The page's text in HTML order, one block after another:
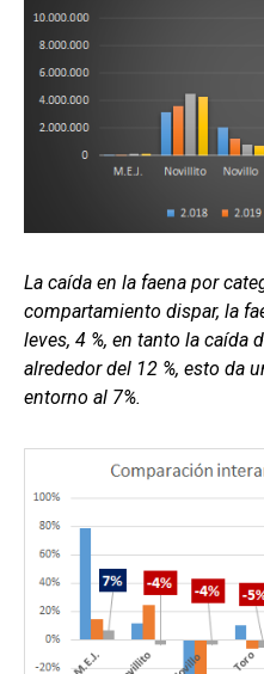
La caída en la faena por
compartamiento dispar, la
leves, 4 %, en tanto la caída
alrededor del 12 %, esto da
entorno al 7%.